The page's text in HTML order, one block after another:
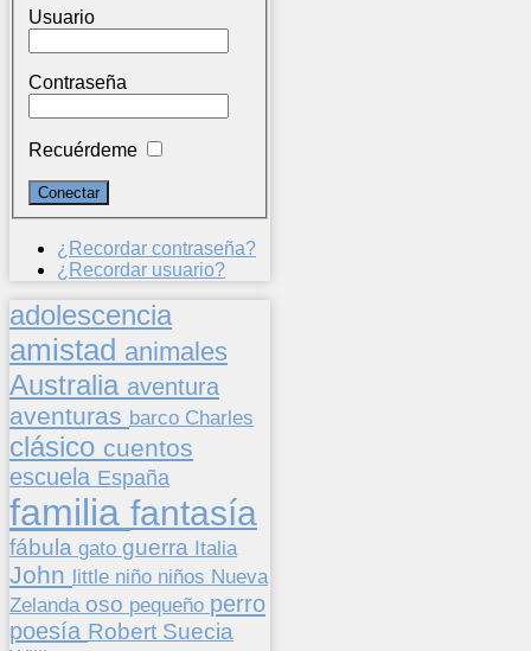
Usuario
Contraseña
Recuérdeme
¿Recordar contraseña?
¿Recordar usuario?
adolescencia
amistad animales
Australia aventura
aventuras barco Charles
clásico cuentos
escuela España
familia fantasía
fábula gato guerra Italia
John little niño niños Nueva
Zelanda oso pequeño perro
poesía Robert Suecia